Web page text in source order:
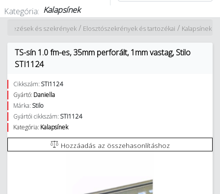
Kategória: Kalapsínek
Kalapsínek
/
Elosztószekrények és tartozékai
/
és szekrények
TS-sín 1.0 fm-es, 35mm perforált, 1mm vastag, Stilo
STI1124
Cikkszám: STI1124
Gyártó: Daniella
Márka: Stilo
Gyártói cikkszám: STI1124
Kategória: Kalapsínek
Hozzáadás az összehasonlításhoz